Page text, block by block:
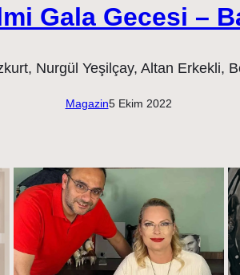
Gala Gecesi –
Magazin5 Ekim 2022